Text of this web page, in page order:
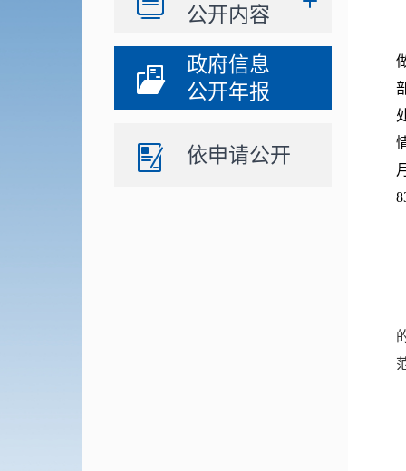
公开内容
政府信息
公开年报
依申请公开